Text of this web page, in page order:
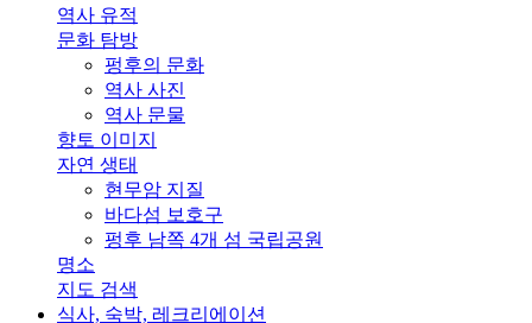
역사 유적
문화 탐방
펑후의 문화
역사 사진
역사 문물
향토 이미지
자연 생태
현무암 지질
바다섬 보호구
펑후 남쪽 4개 섬 국립공원
명소
지도 검색
식사, 숙박, 레크리에이션